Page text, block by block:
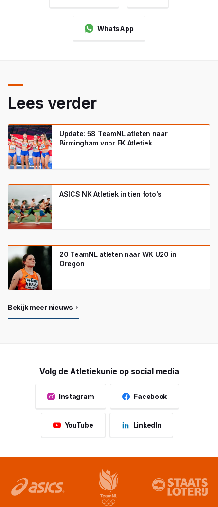
WhatsApp
Lees verder
Update: 58 TeamNL atleten naar
Birmingham voor EK Atletiek
ASICS NK Atletiek in tien foto's
20 TeamNL atleten naar WK U20 in
Oregon
Bekijk meer nieuws
Volg de Atletiekunie op social media
Instagram Facebook
YouTube LinkedIn